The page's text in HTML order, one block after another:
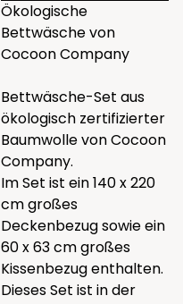
Ökologische
Bettwäsche von
Cocoon Company
Bettwäsche-Set aus
ökologisch zertifizierter
Baumwolle von Cocoon
Company.
Im Set ist ein 140 x 220
cm großes
Deckenbezug sowie ein
60 x 63 cm großes
Kissenbezug enthalten.
Dieses Set ist in der